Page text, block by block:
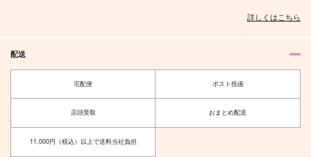
詳しくはこちら
配送
宅配便 ポスト投函
店頭受取 おまとめ配送
11,000円（税込）以上で送料当社負担